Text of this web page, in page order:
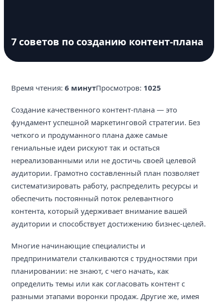
7 советов по созданию контент-плана
Время чтения: 6 минутПросмотров: 1025
Создание качественного контент-плана — это
фундамент успешной маркетинговой стратегии. Без
четкого и продуманного плана даже самые
гениальные идеи рискуют так и остаться
нереализованными или не достичь своей целевой
аудитории. Грамотно составленный план позволяет
систематизировать работу, распределить ресурсы и
обеспечить постоянный поток релевантного
контента, который удерживает внимание вашей
аудитории и способствует достижению бизнес-целей.
Многие начинающие специалисты и
предприниматели сталкиваются с трудностями при
планировании: не знают, с чего начать, как
определить темы или как согласовать контент с
разными этапами воронки продаж. Другие же, имея